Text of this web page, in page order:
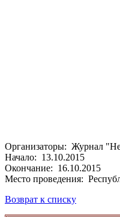
Организаторы: Журнал
Начало: 13.10.2015
Окончание: 16.10.2015
Место проведения:
Возврат к списку